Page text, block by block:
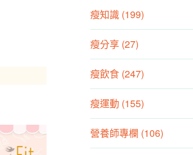
瘦知識 (199)
瘦分享 (27)
瘦飲食 (247)
瘦運動 (155)
營養師專欄 (106)